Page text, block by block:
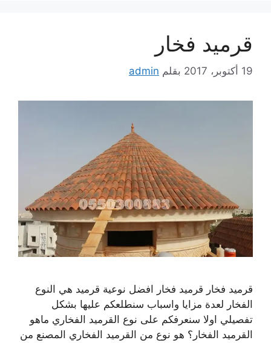
قرميد فخار
19 أكتوبر، 2017 بقلم admin
قرميد فخار قرميد فخار افضل نوعية قرميد هي النوع
الفخار لعدة مزايا واسباب سنطلعكم عليها بشكل
تفصيلي اولا سنعرفكم على نوع القرميد الفخاري ماهو
القرميد الفخار؟ هو نوع من القرميد الفخاري المصنع من